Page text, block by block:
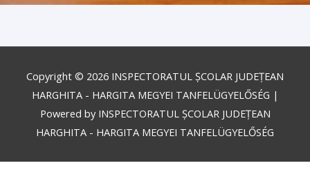
Copyright © 2026 INSPECTORATUL ȘCOLAR JUDEȚEAN
HARGHITA - HARGITA MEGYEI TANFELÜGYELŐSÉG |
Powered by INSPECTORATUL ȘCOLAR JUDEȚEAN
HARGHITA - HARGITA MEGYEI TANFELÜGYELŐSÉG